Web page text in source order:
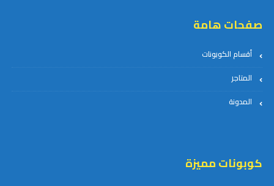
صفحات هامة
أقسام الكوبونات
المتاجر
المدونة
كوبونات مميزة